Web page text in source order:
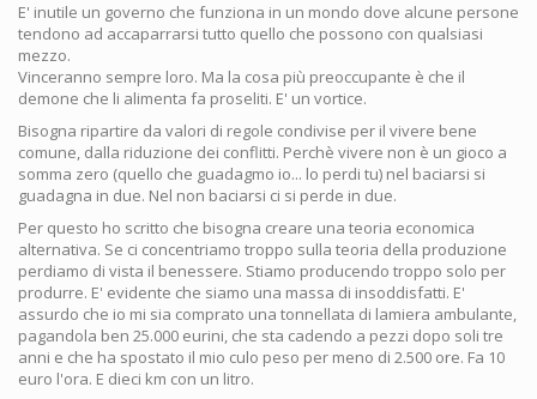
E' inutile un governo che funziona in un mondo dove alcune persone
tendono ad accaparrarsi tutto quello che possono con qualsiasi
mezzo.
Vinceranno sempre loro. Ma la cosa più preoccupante è che il
demone che li alimenta fa proseliti. E' un vortice.
Bisogna ripartire da valori di regole condivise per il vivere bene
comune, dalla riduzione dei conflitti. Perchè vivere non è un gioco a
somma zero (quello che guadagmo io... lo perdi tu) nel baciarsi si
guadagna in due. Nel non baciarsi ci si perde in due.
Per questo ho scritto che bisogna creare una teoria economica
alternativa. Se ci concentriamo troppo sulla teoria della produzione
perdiamo di vista il benessere. Stiamo producendo troppo solo per
produrre. E' evidente che siamo una massa di insoddisfatti. E'
assurdo che io mi sia comprato una tonnellata di lamiera ambulante,
pagandola ben 25.000 eurini, che sta cadendo a pezzi dopo soli tre
anni e che ha spostato il mio culo peso per meno di 2.500 ore. Fa 10
euro l'ora. E dieci km con un litro.